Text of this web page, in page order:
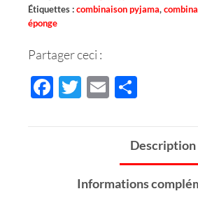
Étiquettes : combinaison pyjama,
éponge
Partager ceci :
F
T
E
ge
r
Description
Informations